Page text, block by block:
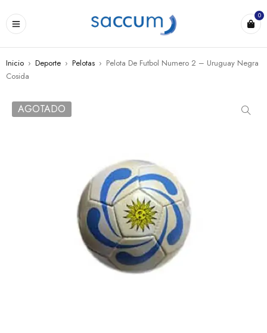
0
Inicio › Deporte › Pelotas › Pelota De Futbol Numero 2 – Uruguay Negra
Cosida
AGOTADO